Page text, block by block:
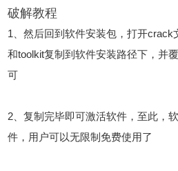
破解教程
1、然后回到软件安装包，打开crack
和toolkit复制到软件安装路径下，并
可
2、复制完毕即可激活软件，至此，
件，用户可以无限制免费使用了